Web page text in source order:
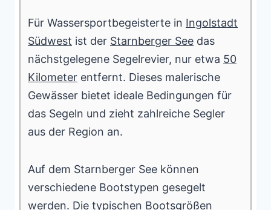
Für Wassersportbegeisterte in Ingolstadt
Südwest ist der Starnberger See das
nächstgelegene Segelrevier, nur etwa 50
Kilometer entfernt. Dieses malerische
Gewässer bietet ideale Bedingungen für
das Segeln und zieht zahlreiche Segler
aus der Region an.
Auf dem Starnberger See können
verschiedene Bootstypen gesegelt
werden. Die typischen Bootsgrößen